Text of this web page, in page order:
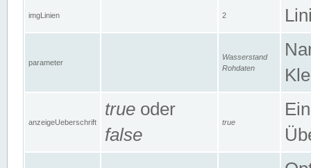
imgLinien 2
parameter
Wasserstand
Rohdaten
anzeigeUeberschrift
true oder
false
true